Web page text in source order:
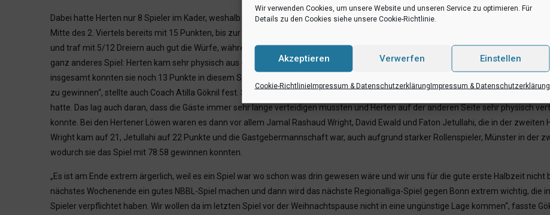
Wir verwenden Cookies, um unsere Website und unseren Service zu optimieren. Für
Details zu den Cookies siehe unsere Cookie-Richtlinie.
Akzeptieren Verwerfen Einstellen
Cookie-RichtlinieImpressum & DatenschutzerklärungImpressum & Datenschutzerklärung
Dabei hatte Herten nur 8 Spieler im Kader, weshalb Münster das Tempo von Anfang an hoch halten wollte, was ihnen in der ersten
Mitte des 2. Viertels bereits mit 15 Punkten, bis zur Halbzeit kam Herten aber noch auf 33:41 ran, was knapper als nötig war. Denn
und traf mit 5/12 Dreiern auch gut die Würfe, während Herten bei knapp 35% Zwei-Punkt- und 2/11 Drei-Punkt-Würfen gehalten
ganz anderes Spiel: Herten kam sehr physisch aus der Pause. Vor allem offensiv hatten die Münsteraner dann Probleme und
insgesamt konnten sie noch 13 Punkte in diesem Spielabschnitt machen, während es im entscheidenden 4. Viertel nur noch magere
zu gewinnen“, stellte auch Coach Atilla Göknil fest. Seiner Mannschaft gelang das offensive Zusammenspiel fast gar nicht mehr,
hatte. Das lag auch daran, dass die Gäste immer sehr lange verteidigen mussten und Herten auf der anderen Seite sehr physisch
konnte. Bei den Hertener Löwen waren es dann vor allem Jamal Rashaud Wright, David Ewald und Faton Jetullahi, die in der
Wright kam auf 21, Jetullahi auf 22 Punkte und die Gastgebermannschaft war, auch aufgrund starker Rollenspieler, Münster in der
wodurch sie das Spiel mit 78:58 gewinnen konnten.
„Es ist am Ende extrem ärgerlich, weil es ein Spiel war wo schon was drin gewesen wäre und wir uns für die gute erste Halbzeit
nächstes Wochenende ein gutes NBBL-Spiel machen und dann wird das nächste Regionalliga-Spiel gegen Bonn extrem wichtig, die
Spieler verpflichtet haben. Wir wollen da im letzten Spiel vor der Weihnachtspause nicht in eine ungünstige Lage kommen“, fasste